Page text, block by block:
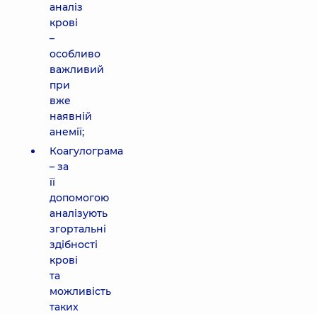
аналіз
крові
–
особливо
важливий
при
вже
наявній
анемії;
Коагулограма
– за
її
допомогою
аналізують
згортальні
здібності
крові
та
можливість
таких